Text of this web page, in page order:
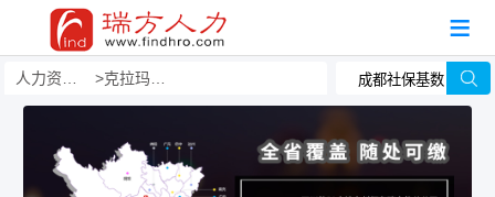
克拉玛依人力资源事务外包公司哪家好？有哪些？